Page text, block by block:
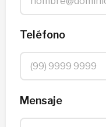
Teléfono
Mensaje